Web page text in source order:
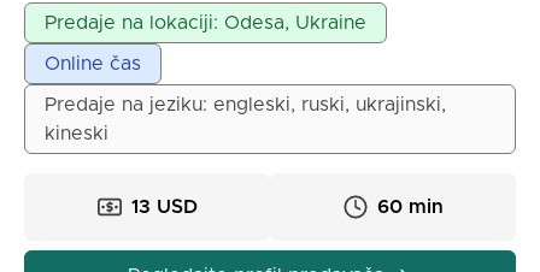
podučavanju. Radila sam sa studentima iz različitih
zemalja (Kina, Vijetnam, Filipini, Ukrajina, Poljska,
Holandija, Belgija), kako online tako i offline,
podučavajući ih osnovama engleskog jezika.
Predaje na lokaciji: Odesa, Ukraine
Online čas
Predaje na jeziku: engleski, ruski, ukrajinski,
kineski
13 USD 60 min